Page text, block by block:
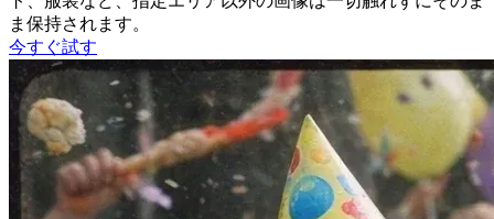
ま保持されます。
今すぐ試す